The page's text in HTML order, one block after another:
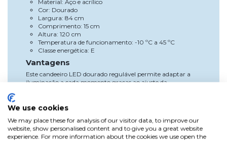
Material: Aço e acrílico
Cor: Dourado
Largura: 84 cm
Comprimento: 15 cm
Altura: 120 cm
Temperatura de funcionamento: -10 ºC a 45 ºC
Classe energética: E
Vantagens
Este candeeiro LED dourado regulável permite adaptar a
iluminação a cada momento graças ao ajuste da
iluminação mais clara e funcional quando é necessária
Além disso, a tecnologia LED de baixo consumo oferece
maior eficiência energética e menor manutenção em
We use cookies
We may place these for analysis of our visitor data, to improve our
website, show personalised content and to give you a great website
experience. For more information about the cookies we use open the